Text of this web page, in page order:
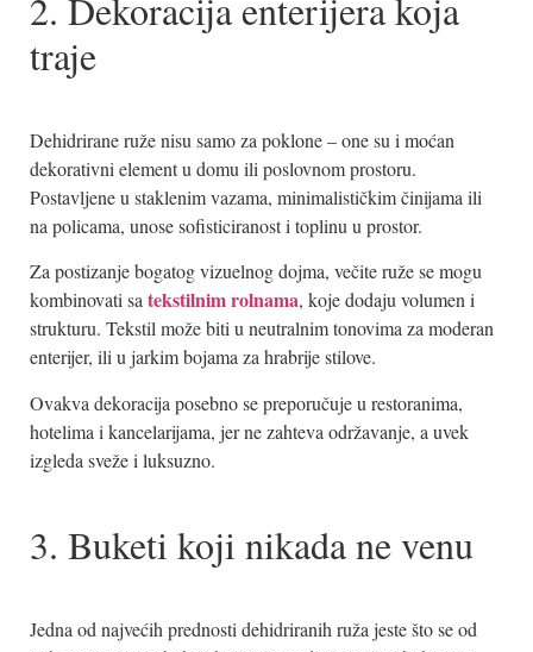
traje
Dehidrirane ruže nisu samo za poklone – one su i moćan
dekorativni element u domu ili poslovnom prostoru.
Postavljene u staklenim vazama, minimalističkim činijama ili
na policama, unose sofisticiranost i toplinu u prostor.
Za postizanje bogatog vizuelnog dojma, večite ruže se mogu
kombinovati satekstilnim rolnama, koje dodaju volumen i
strukturu. Tekstil može biti u neutralnim tonovima za moderan
enterijer, ili u jarkim bojama za hrabrije stilove.
Ovakva dekoracija posebno se preporučuje u restoranima,
hotelima i kancelarijama, jer ne zahteva održavanje, a uvek
izgleda sveže i luksuzno.
3. Buketi koji nikada ne venu
Jedna od najvećih prednosti dehidriranih ruža jeste što se od